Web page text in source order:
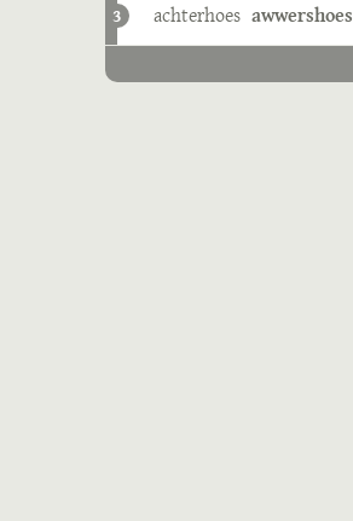
3 achterhoes awwershoes